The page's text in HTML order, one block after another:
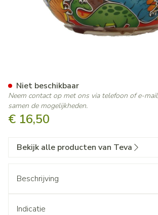
€ 16,50
Niet beschikbaar
Neem contact op met ons via telefoon of e-
samen de mogelijkheden.
Bekijk alle producten van Teva
Beschrijving
Indicatie